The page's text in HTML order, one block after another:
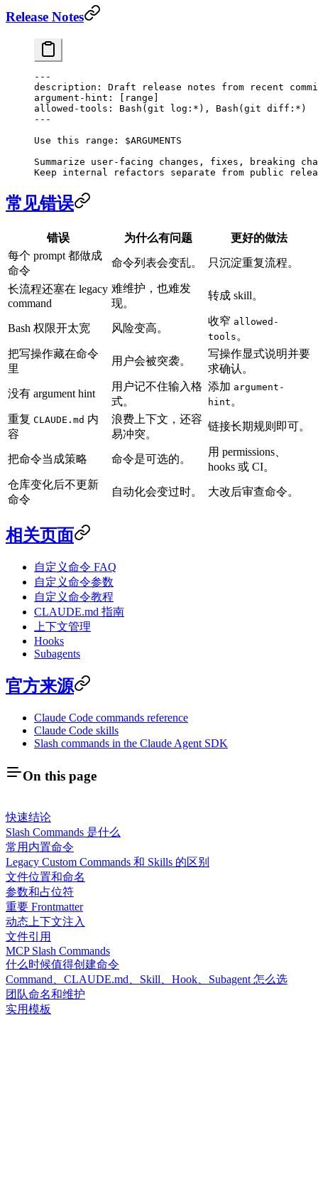
Release Notes
---
description : Draft release notes from recent
argument-hint : [ range
allowed-tools : Bash(git log:*), Bash(git diff:*)
---
Use this range: $ARGUMENTS
Summarize user-facing changes, fixes, breaking
Keep internal refactors separate from public
常见错误
错误 为什么有问题
更好的做法
每个 prompt 都做成
命令
命令列表会变乱。 只沉淀重复流程。
长流程还塞在 legacy
command
难维护，也难发
现。
转成 skill。
Bash 权限开太宽 风险变高。
收窄 allowed-
tools 。
把写操作藏在命令
里
用户会被突袭。
写操作显式说明并要
求确认。
没有 argument hint
用户记不住输入格
式。
添加 argument-
hint 。
重复 CLAUDE.md 内
容
浪费上下文，还容
易冲突。
链接长期规则即可。
把命令当成策略 命令是可选的。
用 permissions、
hooks 或 CI。
仓库变化后不更新
命令
自动化会变过时。 大改后审查命令。
相关页面
自定义命令 FAQ
自定义命令参数
自定义命令教程
CLAUDE.md 指南
上下文管理
Hooks
Subagents
官方来源
Claude Code commands reference
Claude Code skills
Slash commands in the Claude Agent SDK
On this page
快速结论
Slash Commands 是什么
常用内置命令
Legacy Custom Commands 和 Skills 的区别
文件位置和命名
参数和占位符
重要 Frontmatter
动态上下文注入
文件引用
MCP Slash Commands
什么时候值得创建命令
Command、CLAUDE.md、Skill、Hook、Subagent 怎么选
团队命名和维护
实用模板